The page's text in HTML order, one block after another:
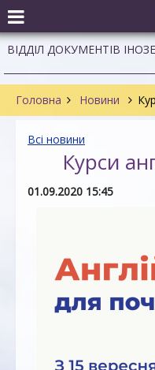
ВІДДІЛ ДОКУМЕНТІВ
Головна Новини
Всі новини
Курси
01.09.2020 15:45